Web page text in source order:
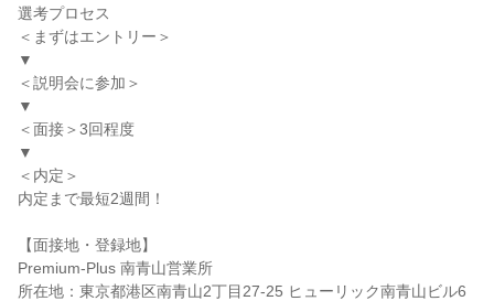
選考プロセス
＜まずはエントリー＞
▼
＜説明会に参加＞
▼
＜面接＞3回程度
▼
＜内定＞
内定まで最短2週間！
【面接地・登録地】
Premium-Plus 南青山営業所
所在地：東京都港区南青山2丁目27-25 ヒューリック南青山ビル6